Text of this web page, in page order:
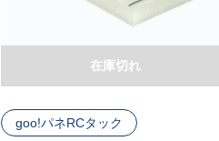
goo!パネRCタック
在庫切れ